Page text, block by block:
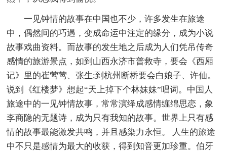
一见钟情的故事在中国也不少，许多发生在旅途
中，偶然间的巧遇，变成命运中注定的缘分，成为小说
故事戏曲资料。而故事的发生地之后成为人们凭吊传奇
感情的旅游景点，如到山西永济市普救寺，要会《西厢
记》里的崔莺莺、张生;到杭州断桥要会白娘子、许仙。
说到《红楼梦》想起“天上掉下个林妹妹”唱词。中国人
旅途中的一见钟情故事，常常演绎成感情缠绵思恋，象
李商隐的无题诗，成为只有我知的故事。世界上只有感
情的故事最能激发共鸣，并且感染力永恒。 人生的旅途
中不只是感情为最大的收获，得到知音更加珍重。伯牙